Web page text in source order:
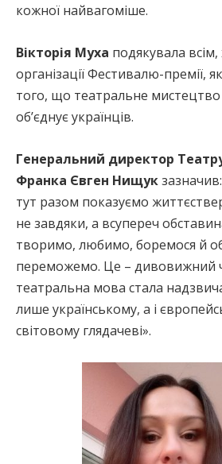
кожної найвагоміше.
Вікторія Муха подякувала
організації Фестивалю-премії,
того, що театральне мистецтво
об’єднує українців.
Генеральний директор Театру
Франка Євген Нищук
тут разом показуємо
не завдяки, а всупереч
творимо, любимо, боремося й
переможемо. Це – дивовижний
театральна мова стала
лише українському, а і
світовому глядачеві».